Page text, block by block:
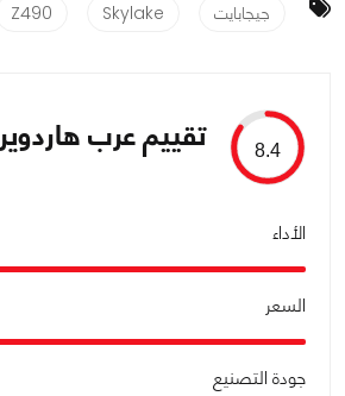
جيجابايت Skylake
Z490
8.4 تقييم عرب هاردوير
الأداء
السعر
جودة التصنيع